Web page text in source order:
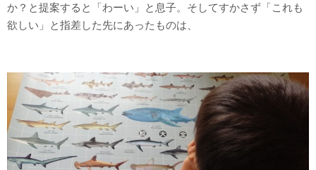
か？と提案すると「わーい」と息子。そしてすかさず「これも
欲しい」と指差した先にあったものは、